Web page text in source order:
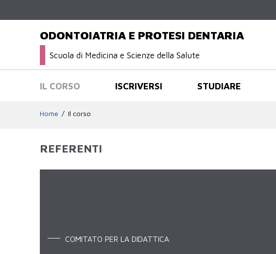
ODONTOIATRIA E PROTESI DENTARIA
Scuola di Medicina e Scienze della Salute
IL CORSO ISCRIVERSI STUDIARE
Home Il corso
REFERENTI
COMITATO PER LA DIDATTICA